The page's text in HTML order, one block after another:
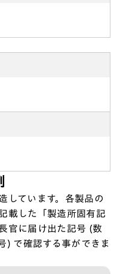
しています。各製品の
載した「製造所固有記
官に届け出た記号 (数
) で確認する事ができま